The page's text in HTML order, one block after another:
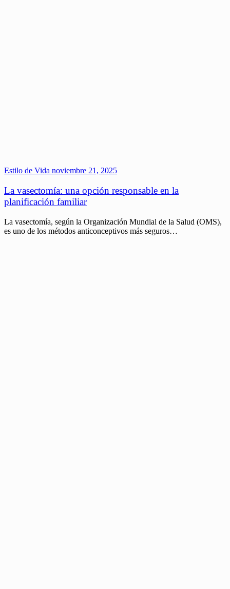
Estilo de Vida noviembre 21, 2025
La vasectomía: una opción responsable en la
planificación familiar
La vasectomía, según la Organización Mundial de la Salud (OMS),
es uno de los métodos anticonceptivos más seguros…